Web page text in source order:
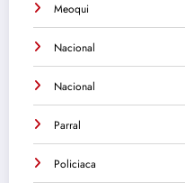
Meoqui
Nacional
Nacional
Parral
Policiaca